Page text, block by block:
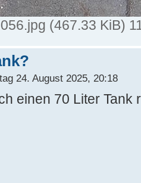
(467.33 KiB)
24. August 2025, 20:18
einen 70 Liter Tank